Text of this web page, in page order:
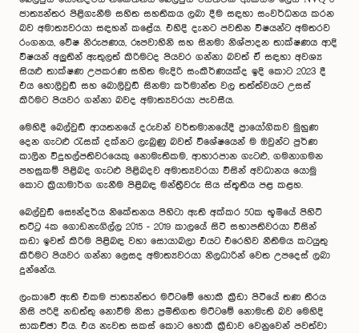
ජාත්‍යන්තර පිළිගැනීම සහිත සහතිකය ලබා දීම සඳහා සංවර්ධනය කරන
බව අමාත්‍යවරයා සඳහන් කළේය. එහිදි දැනට පවතින විෂයන්ට අමතරව
රංගනය, වේෂ නිරුපණය, රූපවාහිනි සහ සිනමා නිශ්පාදන තාක්ෂණය ආදි
විෂයන් අලුතින් ඇතුලත් කිරිමටද පියවර ගන්නා බවත් ඒ සඳහා අවශ්‍ය
සියළු තාක්ෂණ උපකරණ සහිත මැදිරි සංකීර්ණයක්ද ඉදි කොට 2023 දී
එය හොලිවුඩ් සහ බොලිවුඩ් සිනමා කර්මාන්ත වල තත්ත්වයට උසස්
කිරිමට පියවර ගන්නා බවද අමාත්‍යවරයා පැවසීය.
මෙහිදී බෙල්වුඩ් ආයතනයේ දරුවන් වර්තමානයේදී ප්‍රායෝගිකව මුහුණ
දෙන ගැටළු රැසක් දක්නට ලැබුණු බවත් විශේෂයෙන් ම ඔවුන්ට පුර්ණ
කාලින විදුහල්පතිවරයෙකු නොමැතිකම, ආහාරපාන ගැටළු, ගමනාගමන
පහසුකම් පිළිබද ගැටළු පිළිබදව අමාත්‍යවරයා විසින් අවධානය යොමු
කොට ක්‍රියාමාර්ග ගැනීම පිළිබඳ මන්ත්‍රීවරු සිය ස්තූතිය පළ කළහ.
බෙල්වුඩ් සෞන්දර්ය නිකේතනය ‍පිහිටා ඇති අක්කර 50ක භූමියේ පිහිටි
තට්ටු 4ක ගොඩනැගිල්ල 2015 - 2019 කාලයේ සිටි සභාපතිවරයා විසින්
කඩා ඉවත් කිරිම පිළිබඳ වහා සොයාබලා එයට එරෙහිව නීතිමය කටයුතු
කිරීමට පියවර ගන්නා ලෙසද අමාත්‍යවරයා නිලධාරින් වෙත උපදෙස් ලබා
දුන්නේය.
ලංකාවේ ඇති එකම ජාත්‍යන්තර මට්ටමේ හොකී ක්‍රීඩා පිටියේ තණ තීරය
නිසි පරිදි නඩත්තු නොවීම නිසා ප්‍රමිතිගත මට්ටමේ නොමැති බව මෙහිදි
සාකච්ඡා විය. එය නැවත සකස් කොට හොකී ක්‍රීඩාව වෙනුවෙන් පවත්වා